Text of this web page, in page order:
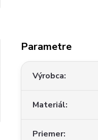
Parametre
Výrobca
Materiál
Priemer